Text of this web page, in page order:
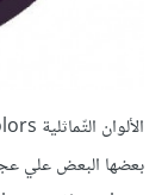
بعضها البعض علي